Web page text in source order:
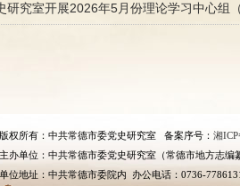
研究室开展2026年5月份理论学习中心组
版权所有：中共常德市委党史研究室 备案序号： 湘
主办单位：中共常德市委党史研究室（常德市地方志
单位地址：中共常德市委院内 办公电话：0736-